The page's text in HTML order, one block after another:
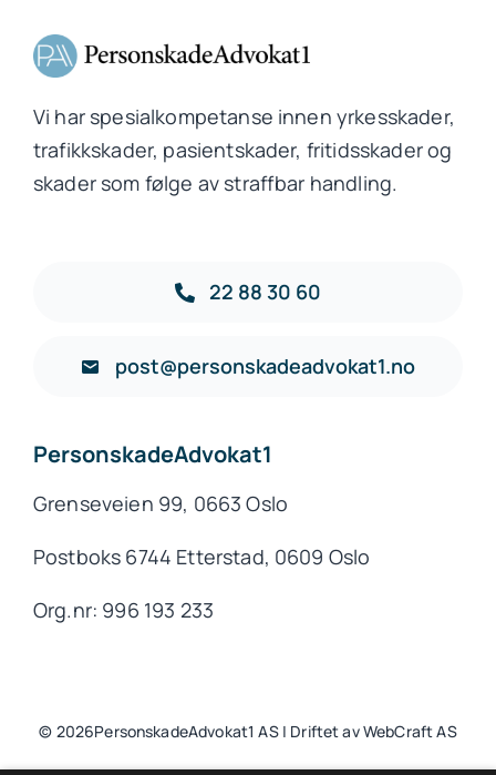
Vi har spesialkompetanse innen yrkesskader,
trafikkskader, pasientskader, fritidsskader og
skader som følge av straffbar handling.
22 88 30 60
post@personskadeadvokat1.no
PersonskadeAdvokat1
Grenseveien 99, 0663 Oslo
Postboks 6744 Etterstad, 0609 Oslo
Org.nr: 996 193 233
© 2026PersonskadeAdvokat1 AS | Driftet av WebCraft AS